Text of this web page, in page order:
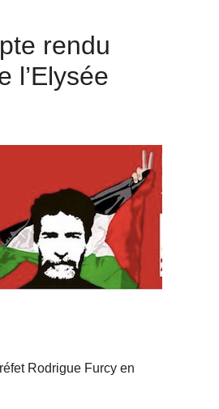
rendu
l’Elysée
Rodrigue Furcy en